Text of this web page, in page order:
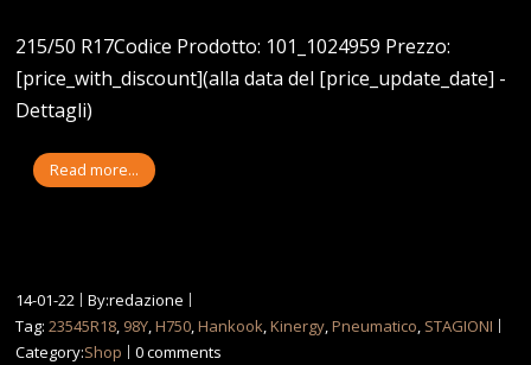
215/50 R17Codice Prodotto: 101_1024959 Prezzo:
[price_with_discount](alla data del [price_update_date] -
Dettagli)
Read more...
14-01-22
By:redazione
Tag:23545R18, 98Y,H750,Hankook,Kinergy,Pneumatico, STAGIONI
Category:Shop 0 comments